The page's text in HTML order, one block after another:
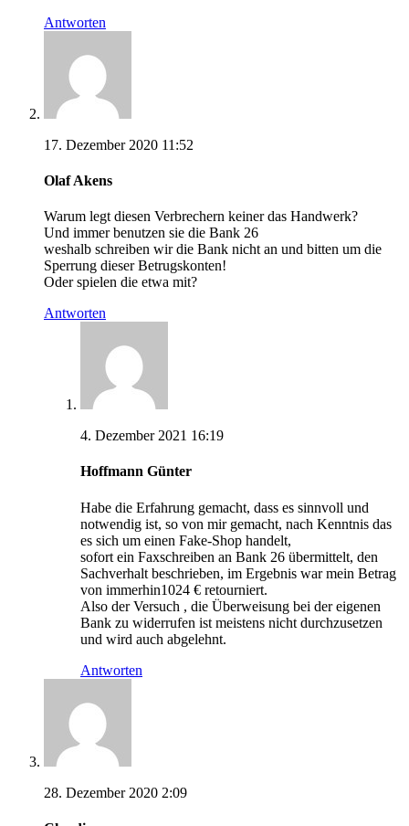
Antworten
17. Dezember 2020 11:52
Olaf Akens
Warum legt diesen Verbrechern keiner das Handwerk?
Und immer benutzen sie die Bank 26
weshalb schreiben wir die Bank nicht an und bitten um die
Sperrung dieser Betrugskonten!
Oder spielen die etwa mit?
Antworten
4. Dezember 2021 16:19
Hoffmann Günter
Habe die Erfahrung gemacht, dass es sinnvoll und
notwendig ist, so von mir gemacht, nach Kenntnis das
es sich um einen Fake-Shop handelt,
sofort ein Faxschreiben an Bank 26 übermittelt, den
Sachverhalt beschrieben, im Ergebnis war mein Betrag
von immerhin1024 € retourniert.
Also der Versuch , die Überweisung bei der eigenen
Bank zu widerrufen ist meistens nicht durchzusetzen
und wird auch abgelehnt.
Antworten
28. Dezember 2020 2:09